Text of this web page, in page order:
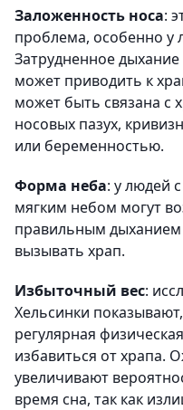
Заложенность носа:
проблема, особенно у
Затрудненное
может приводить к
может быть связана с
носовых пазух,
или беременностью.
Форма неба: у людей
мягким небом могут
правильным
вызывать храп.
Избыточный вес:
Хельсинки
регулярная
избавиться от храпа.
увеличивают
время сна, так как